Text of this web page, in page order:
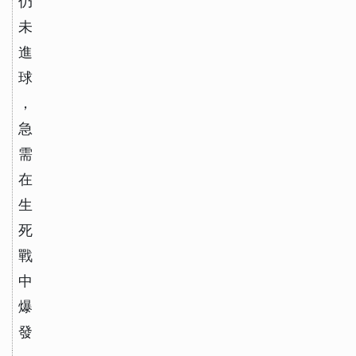
未
進
球
，
急
需
在
生
死
戰
中
爆
發